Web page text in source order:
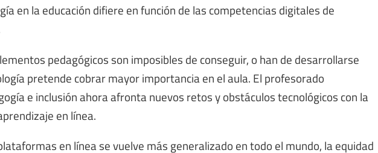
en la educación difiere en función de las competencias digitales de
pedagógicos son imposibles de conseguir, o han de desarrollarse
pretende cobrar mayor importancia en el aula. El profesorado
e inclusión ahora afronta nuevos retos y obstáculos tecnológicos con la
en línea.
en línea se vuelve más generalizado en todo el mundo, la equidad